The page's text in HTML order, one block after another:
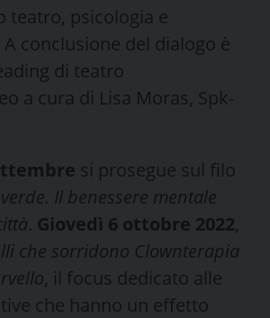
teatro, psicologia e
conclusione del dialogo è
di teatro
a cura di Lisa Moras, Spk-
si prosegue sul filo
Il benessere mentale
. Giovedì 6 ottobre 2022,
che sorridono Clownterapia
, il focus dedicato alle
che hanno un effetto